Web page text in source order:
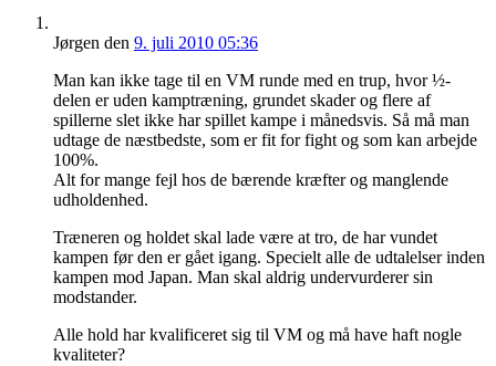
Jørgen den 9. juli 2010 05:36
Man kan ikke tage til en VM runde med en trup, hvor ½-
delen er uden kamptræning, grundet skader og flere af
spillerne slet ikke har spillet kampe i månedsvis. Så må man
udtage de næstbedste, som er fit for fight og som kan arbejde
100%.
Alt for mange fejl hos de bærende kræfter og manglende
udholdenhed.
Træneren og holdet skal lade være at tro, de har vundet
kampen før den er gået igang. Specielt alle de udtalelser inden
kampen mod Japan. Man skal aldrig undervurderer sin
modstander.
Alle hold har kvalificeret sig til VM og må have haft nogle
kvaliteter?